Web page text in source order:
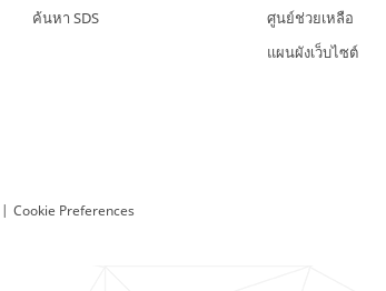
ค้นหา SDS
ศูนย์ช่วยเหลือ
แผนผังเว็บไซต์
| Cookie Preferences